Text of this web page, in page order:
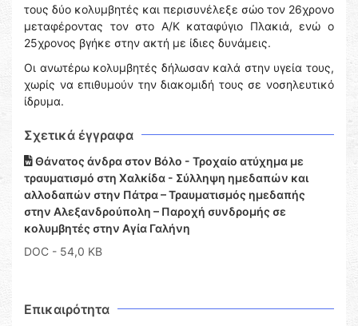
τους δύο κολυμβητές και περισυνέλεξε σώο τον 26χρονο
μεταφέροντας τον στο Α/Κ καταφύγιο Πλακιά, ενώ ο
25χρονος βγήκε στην ακτή με ίδιες δυνάμεις.
Οι ανωτέρω κολυμβητές δήλωσαν καλά στην υγεία τους,
χωρίς να επιθυμούν την διακομιδή τους σε νοσηλευτικό
ίδρυμα.
Σχετικά έγγραφα
Θάνατος άνδρα στον Βόλο - Τροχαίο ατύχημα με
τραυματισμό στη Χαλκίδα - Σύλληψη ημεδαπών και
αλλοδαπών στην Πάτρα – Τραυματισμός ημεδαπής
στην Αλεξανδρούπολη – Παροχή συνδρομής σε
κολυμβητές στην Αγία Γαλήνη
DOC - 54,0 KB
Επικαιρότητα